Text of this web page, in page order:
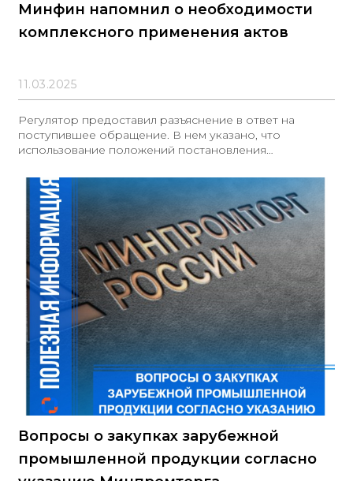
Минфин напомнил о необходимости
комплексного применения актов
11.03.2025
Регулятор предоставил разъяснение в ответ на
поступившее обращение. В нем указано, что
использование положений постановления
освобождает заказчиков от необходимости
соблюдения норм Закона № 44-ФЗ, а также связанных
с ним нормативных правовых актов, включая
распоряжение Правительства РФ от 08.12.2021 №
3500-р. Данное распоряжение определяет перечень
товаров, работ и услуг, при закупке которых
учреждениям и предприятиям уголовно-
исполнительной системы предоставляются
преимущества
Вопросы о закупках зарубежной
промышленной продукции согласно